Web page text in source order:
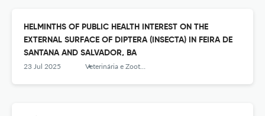
HELMINTHS OF PUBLIC HEALTH INTEREST ON THE
EXTERNAL SURFACE OF DIPTERA (INSECTA) IN FEIRA DE
SANTANA AND SALVADOR, BA
23 Jul 2025 Veterinária e Zootecnia